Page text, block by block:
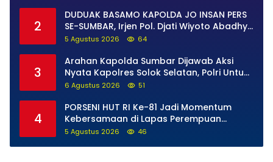
2
DUDUAK BASAMO KAPOLDA JO INSAN PERS
SE-SUMBAR, Irjen Pol. Djati Wiyoto Abadhy
Tegaskan Tak Ada Ruang bagi Pelanggar
5 Agustus 2026 64
3
Arahan Kapolda Sumbar Dijawab Aksi
Nyata Kapolres Solok Selatan, Polri Untuk
Masyarakat Bukan Sekadar Slogan
6 Agustus 2026 51
4
PORSENI HUT RI Ke-81 Jadi Momentum
Kebersamaan di Lapas Perempuan
Padang
5 Agustus 2026 46